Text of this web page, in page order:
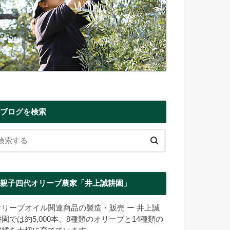
ブログを検索
親子四代オリーブ農家「井上誠耕園」
リーブオイル関連商品の製造・販売 ー 井上誠
園では約5,000本、8種類のオリーブと14種類の